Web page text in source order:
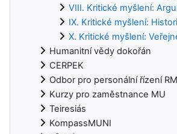
VIII. Kritické myšlení:
IX. Kritické myšlení:
X. Kritické myšlení:
Humanitní vědy dokořán
CERPEK
Odbor pro personální řízení
Kurzy pro zaměstnance MU
Teiresiás
KompassMUNI